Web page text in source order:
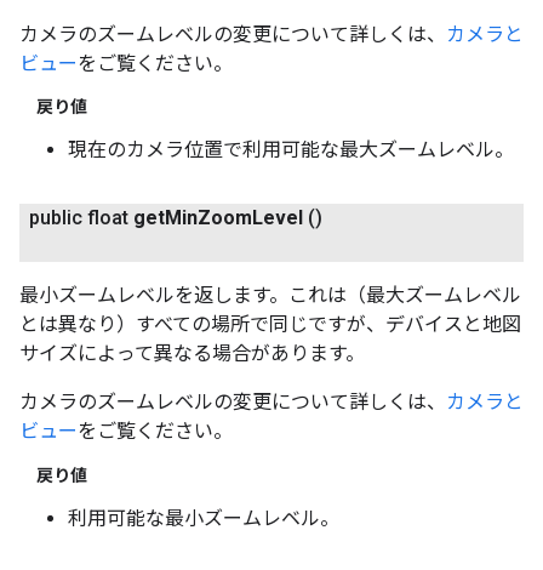
カメラのズームレベルの変更について詳しくは、
カメラと
ビューをご覧ください。
戻り値
現在のカメラ位置で利用可能な最大ズームレベル。
public float getMinZoom Level ()
最小ズームレベルを返します。これは（最大ズームレベル
とは異なり）すべての場所で同じですが、デバイスと地図
サイズによって異なる場合があります。
カメラのズームレベルの変更について詳しくは、
カメラと
ビューをご覧ください。
戻り値
利用可能な最小ズームレベル。